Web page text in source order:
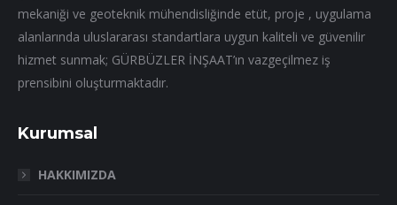
mekaniği ve geoteknik mühendisliğinde etüt, proje , uygulama
alanlarında uluslararası standartlara uygun kaliteli ve güvenilir
hizmet sunmak; GÜRBÜZLER İNŞAAT’ın vazgeçilmez iş
prensibini oluşturmaktadır.
Kurumsal
HAKKIMIZDA